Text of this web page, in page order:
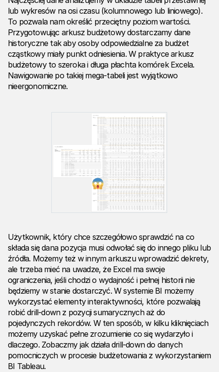
lub wykresów na osi czasu (kolumnowego lub liniowego).
To pozwala nam określić przeciętny poziom wartości.
Przygotowując arkusz budżetowy dostarczamy dane
historyczne tak aby osoby odpowiedzialne za budżet
cząstkowy miały punkt odniesienia. W praktyce arkusz
budżetowy to szeroka i długa płachta komórek Excela.
Nawigowanie po takiej mega-tabeli jest wyjątkowo
nieergonomiczne.
Użytkownik, który chce szczegółowo sprawdzić na co
składa się dana pozycja musi odwołać się do innego pliku lub
źródła. Możemy też w innym arkuszu wprowadzić dekrety,
ale trzeba mieć na uwadze, że Excel ma swoje
ograniczenia, jeśli chodzi o wydajność i pełnej historii nie
będziemy w stanie dostarczyć. W systemie BI możemy
wykorzystać elementy interaktywności, które pozwalają
robić drill-down z pozycji sumarycznych aż do
pojedynczych rekordów. W ten sposób, w kilku kliknięciach
możemy uzyskać pełne zrozumienie co się wydarzyło i
dlaczego. Zobaczmy jak działa drill-down do danych
pomocniczych w procesie budżetowania z wykorzystaniem
BI Tableau.